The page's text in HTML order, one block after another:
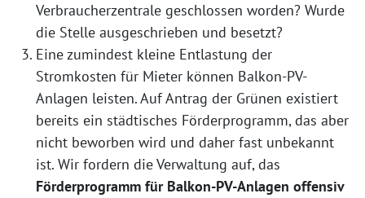
Verbraucherzentrale geschlossen worden? Wurde
die Stelle ausgeschrieben und besetzt?
Eine zumindest kleine Entlastung der
Stromkosten für Mieter können Balkon-PV-
Anlagen leisten. Auf Antrag der Grünen existiert
bereits ein städtisches Förderprogramm, das aber
nicht beworben wird und daher fast unbekannt
ist. Wir fordern die Verwaltung auf, das
Förderprogramm für Balkon-PV-Anlagen offensiv